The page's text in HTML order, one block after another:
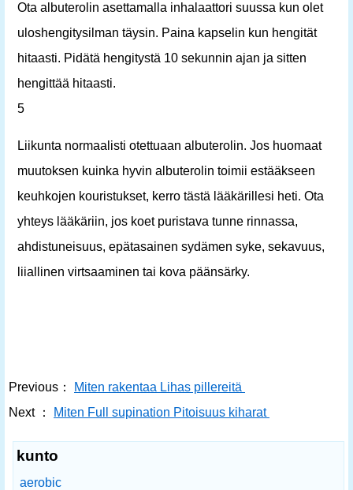
Ota albuterolin asettamalla inhalaattori suussa kun olet
uloshengitysilman täysin. Paina kapselin kun hengität
hitaasti. Pidätä hengitystä 10 sekunnin ajan ja sitten
hengittää hitaasti.
5
Liikunta normaalisti otettuaan albuterolin. Jos huomaat
muutoksen kuinka hyvin albuterolin toimii estääkseen
keuhkojen kouristukset, kerro tästä lääkärillesi heti. Ota
yhteys lääkäriin, jos koet puristava tunne rinnassa,
ahdistuneisuus, epätasainen sydämen syke, sekavuus,
liiallinen virtsaaminen tai kova päänsärky.
Previous：
Miten rakentaa Lihas pillereitä
Next ：
Miten Full supination Pitoisuus kiharat
kunto
aerobic